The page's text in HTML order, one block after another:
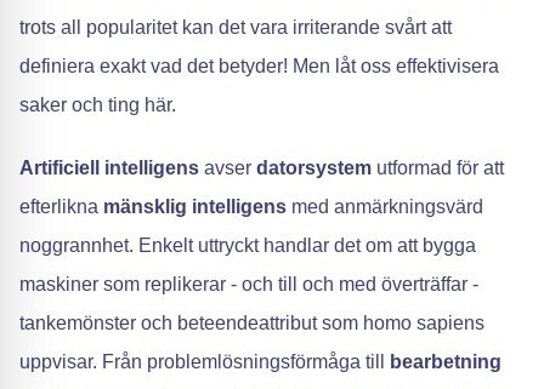
trots all popularitet kan det vara irriterande svårt att
definiera exakt vad det betyder! Men låt oss effektivisera
saker och ting här.
Artificiell intelligens avser datorsystem utformad för att
efterlikna mänsklig intelligens med anmärkningsvärd
noggrannhet. Enkelt uttryckt handlar det om att bygga
maskiner som replikerar - och till och med överträffar -
tankemönster och beteendeattribut som homo sapiens
uppvisar. Från problemlösningsförmåga till
bearbetning